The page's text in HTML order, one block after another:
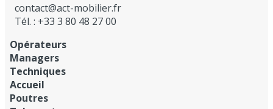
contact@act-mobilier.fr
Tél. : +33 3 80 48 27 00
Opérateurs
Managers
Techniques
Accueil
Poutres